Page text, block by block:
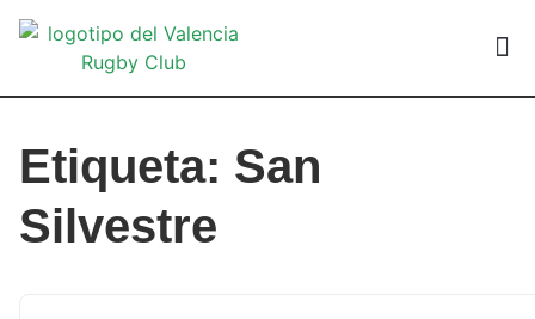
Etiqueta: San
Silvestre